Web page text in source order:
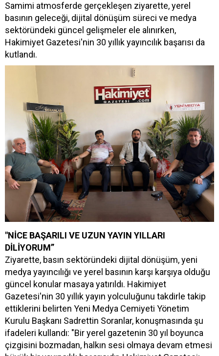
Samimi atmosferde gerçekleşen ziyarette, yerel
basının geleceği, dijital dönüşüm süreci ve medya
sektöründeki güncel gelişmeler ele alınırken,
Hakimiyet Gazetesi'nin 30 yıllık yayıncılık başarısı da
kutlandı.
"NİCE BAŞARILI VE UZUN YAYIN YILLARI
DİLİYORUM”
Ziyarette, basın sektöründeki dijital dönüşüm, yeni
medya yayıncılığı ve yerel basının karşı karşıya olduğu
güncel konular masaya yatırıldı. Hakimiyet
Gazetesi'nin 30 yıllık yayın yolculuğunu takdirle takip
ettiklerini belirten Yeni Medya Cemiyeti Yönetim
Kurulu Başkanı Sadrettin Soranlar, konuşmasında şu
ifadeleri kullandı: "Bir yerel gazetenin 30 yıl boyunca
çizgisini bozmadan, halkın sesi olmaya devam etmesi